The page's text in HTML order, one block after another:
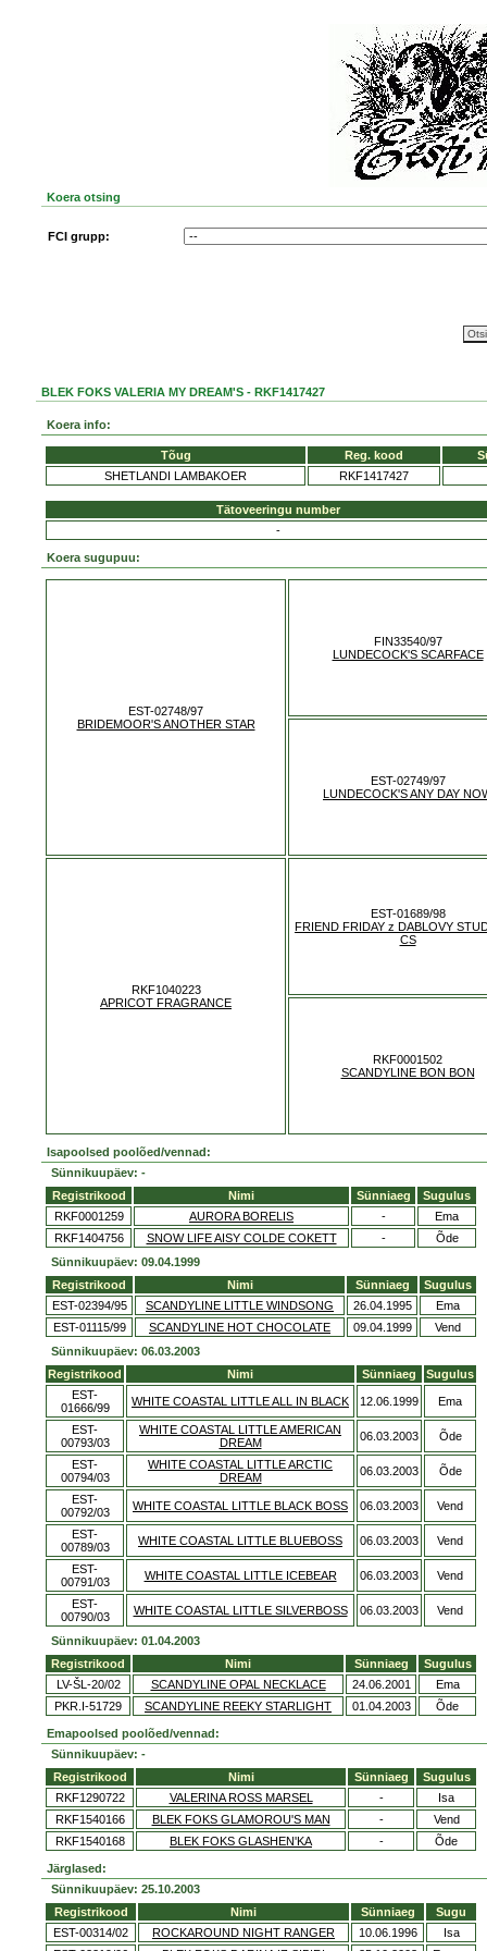
Koera otsing
FCI grupp:
BLEK FOKS VALERIA MY DREAM'S - RKF1417427
Koera info:
Tõug Reg. kood
SHETLANDI LAMBAKOER
RKF1417427
Tätoveeringu number
-
Koera sugupuu:
EST-02748/97
BRIDEMOOR'S ANOTHER STAR
FIN33540/97
LUNDECOCK'S SCARFACE
EST-02749/97
LUNDECOCK'S ANY DAY
RKF1040223
APRICOT FRAGRANCE
EST-01689/98
FRIEND FRIDAY z DABLOVY
CS
RKF0001502
SCANDYLINE BON BON
Isapoolsed poolõed/vennad:
Sünnikuupäev: -
Registrikood
Nimi Sünniaeg
Sugulus
RKF0001259
AURORA BORELIS -
Ema
RKF1404756
SNOW LIFE AISY COLDE COKETT -
Õde
Sünnikuupäev: 09.04.1999
Registrikood
Nimi Sünniaeg
Sugulus
EST-02394/95
SCANDYLINE LITTLE WINDSONG 26.04.1995
Ema
EST-01115/99
SCANDYLINE HOT CHOCOLATE 09.04.1999
Vend
Sünnikuupäev: 06.03.2003
Registrikood
Nimi Sünniaeg
Sugulus
EST-
01666/99
WHITE COASTAL LITTLE ALL IN BLACK 12.06.1999 Ema
EST-
00793/03
WHITE COASTAL LITTLE AMERICAN
DREAM
06.03.2003 Õde
EST-
00794/03
WHITE COASTAL LITTLE ARCTIC
DREAM
06.03.2003 Õde
EST-
00792/03
WHITE COASTAL LITTLE BLACK BOSS 06.03.2003 Vend
EST-
00789/03
WHITE COASTAL LITTLE BLUEBOSS 06.03.2003 Vend
EST-
00791/03
WHITE COASTAL LITTLE ICEBEAR 06.03.2003 Vend
EST-
00790/03
WHITE COASTAL LITTLE SILVERBOSS 06.03.2003 Vend
Sünnikuupäev: 01.04.2003
Registrikood
Nimi Sünniaeg
Sugulus
LV-ŠL-20/02
SCANDYLINE OPAL NECKLACE 24.06.2001
Ema
PKR.I-51729
SCANDYLINE REEKY STARLIGHT 01.04.2003 Õde
Emapoolsed poolõed/vennad:
Sünnikuupäev: -
Registrikood
Nimi Sünniaeg
Sugulus
RKF1290722
VALERINA ROSS MARSEL -
Isa
RKF1540166
BLEK FOKS GLAMOROU'S MAN -
Vend
RKF1540168
BLEK FOKS GLASHEN'KA - Õde
Järglased:
Sünnikuupäev: 25.10.2003
Registrikood
Nimi Sünniaeg
Sugu
EST-00314/02
ROCKAROUND NIGHT RANGER 10.06.1996
Isa